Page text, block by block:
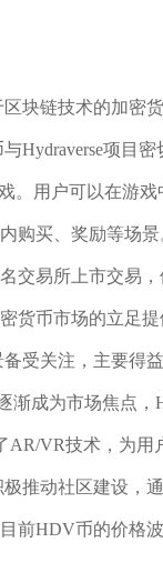
块链技术的加密
Hydraverse项目
。用户可以在游
购买、奖励等场
交易所上市交易
货币市场的立足提
受关注，主要得
渐成为市场焦点
AR/VR技术，为
推动社区建设，
前HDV币的价格